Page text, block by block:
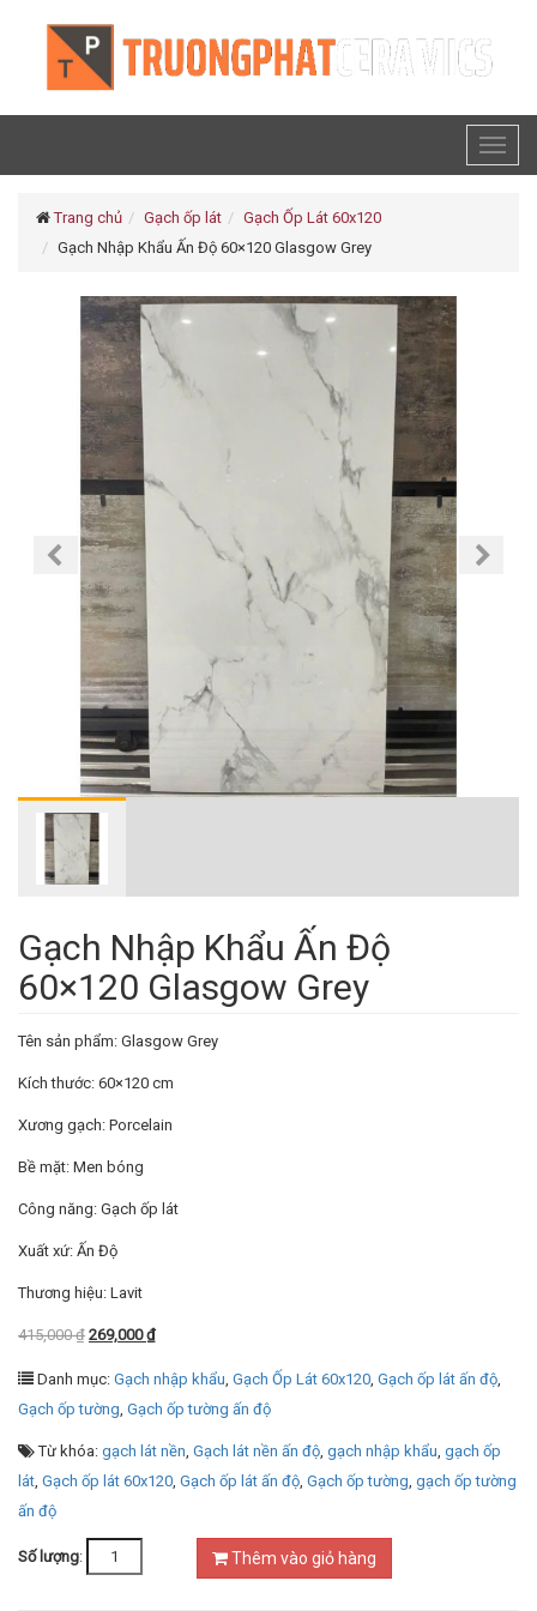
Trang chủ Gạch ốp lát
Gạch Ốp Lát 60x120
Gạch Nhập Khẩu Ấn Độ 60×120 Glasgow Grey
Gạch Nhập Khẩu Ấn Độ
60×120 Glasgow Grey
Tên sản phẩm: Glasgow Grey
Kích thước: 60×120 cm
Xương gạch: Porcelain
Bề mặt: Men bóng
Công năng: Gạch ốp lát
Xuất xứ: Ấn Độ
Thương hiệu: Lavit
415,000₫ 269,000₫
Danh mục: Gạch nhập khẩu, Gạch Ốp Lát 60x120, Gạch ốp lát ấn độ,
Gạch ốp tường, Gạch ốp tường ấn độ
Từ khóa: gạch lát nền, Gạch lát nền ấn độ, gạch nhập khẩu, gạch ốp
lát, Gạch ốp lát 60x120, Gạch ốp lát ấn độ, Gạch ốp tường, gạch ốp tường
ấn độ
Số lượng: Thêm vào giỏ hàng